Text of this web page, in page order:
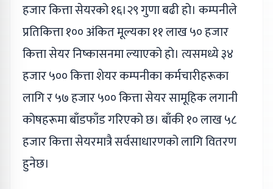
हजार कित्ता सेयरको १६।२९ गुणा बढी हो। कम्पनीले
प्रतिकित्ता १०० अंकित मूल्यका ११ लाख ५० हजार
कित्ता सेयर निष्कासनमा ल्याएको हो। त्यसमध्ये ३४
हजार ५०० कित्ता शेयर कम्पनीका कर्मचारीहरूका
लागि र ५७ हजार ५०० कित्ता सेयर सामूहिक लगानी
कोषहरूमा बाँडफाँड गरिएको छ। बाँकी १० लाख ५८
हजार कित्ता सेयरमात्रै सर्वसाधारणको लागि वितरण
हुनेछ।